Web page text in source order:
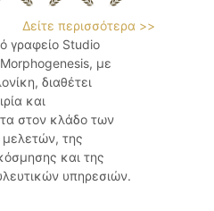
Δείτε περισσότερα >>
γραφείο Studio
με
διαθέτει
και
στον κλάδο των
μελετών, της
και της
υπηρεσιών.